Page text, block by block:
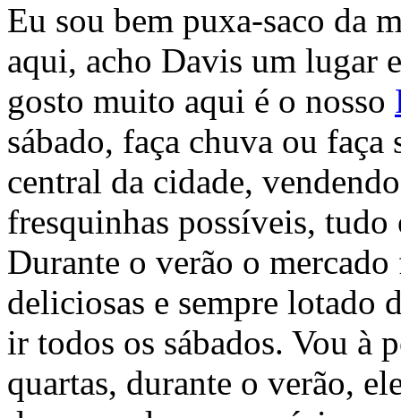
Eu sou bem puxa-saco da
aqui, acho Davis um lugar
gosto muito aqui é o nosso
sábado, faça chuva ou
central da cidade,
fresquinhas possíveis,
Durante o verão o
deliciosas e sempre lotado
ir todos os sábados. Vou à
quartas, durante o verão,